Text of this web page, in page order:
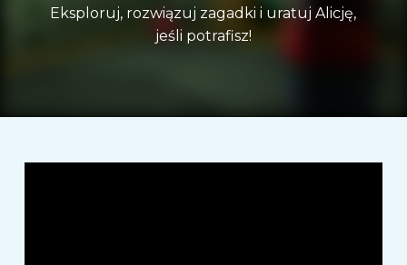
Eksploruj, rozwiązuj zagadki i uratuj Alicję,
jeśli potrafisz!